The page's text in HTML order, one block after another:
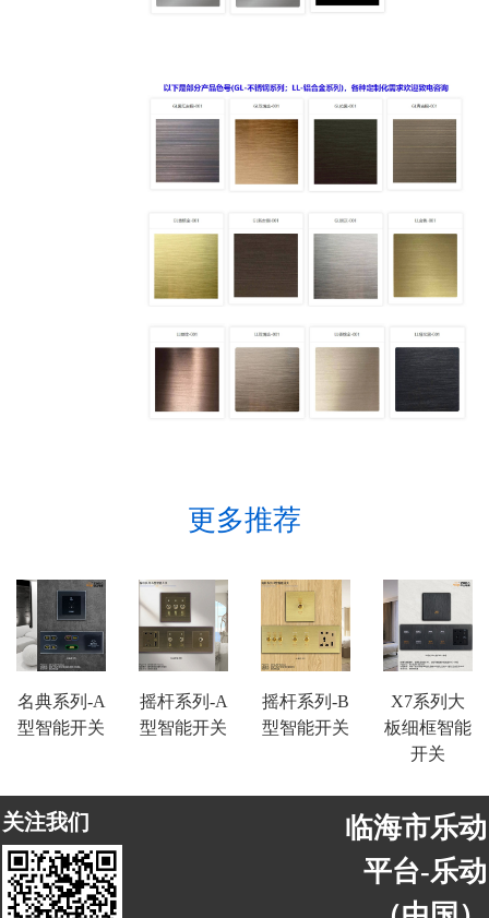
更多推荐
名典系列-A
型智能开关
摇杆系列-A
型智能开关
摇杆系列-B
型智能开关
X7系列大
板细框智能
开关
关注我们
临海市乐动
平台-乐动